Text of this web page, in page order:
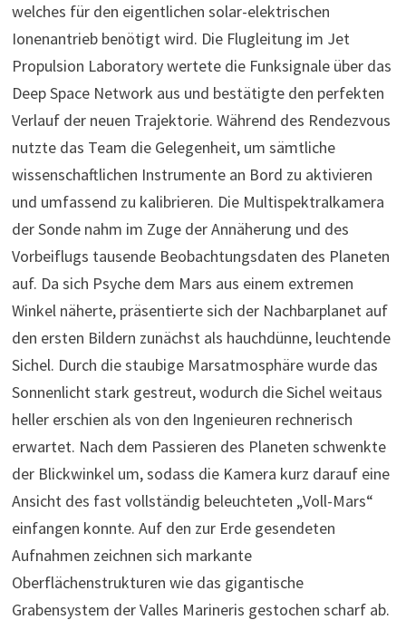
welches für den eigentlichen solar-elektrischen
Ionenantrieb benötigt wird. Die Flugleitung im Jet
Propulsion Laboratory wertete die Funksignale über das
Deep Space Network aus und bestätigte den perfekten
Verlauf der neuen Trajektorie. Während des Rendezvous
nutzte das Team die Gelegenheit, um sämtliche
wissenschaftlichen Instrumente an Bord zu aktivieren
und umfassend zu kalibrieren. Die Multispektralkamera
der Sonde nahm im Zuge der Annäherung und des
Vorbeiflugs tausende Beobachtungsdaten des Planeten
auf. Da sich Psyche dem Mars aus einem extremen
Winkel näherte, präsentierte sich der Nachbarplanet auf
den ersten Bildern zunächst als hauchdünne, leuchtende
Sichel. Durch die staubige Marsatmosphäre wurde das
Sonnenlicht stark gestreut, wodurch die Sichel weitaus
heller erschien als von den Ingenieuren rechnerisch
erwartet. Nach dem Passieren des Planeten schwenkte
der Blickwinkel um, sodass die Kamera kurz darauf eine
Ansicht des fast vollständig beleuchteten „Voll-Mars“
einfangen konnte. Auf den zur Erde gesendeten
Aufnahmen zeichnen sich markante
Oberflächenstrukturen wie das gigantische
Grabensystem der Valles Marineris gestochen scharf ab.